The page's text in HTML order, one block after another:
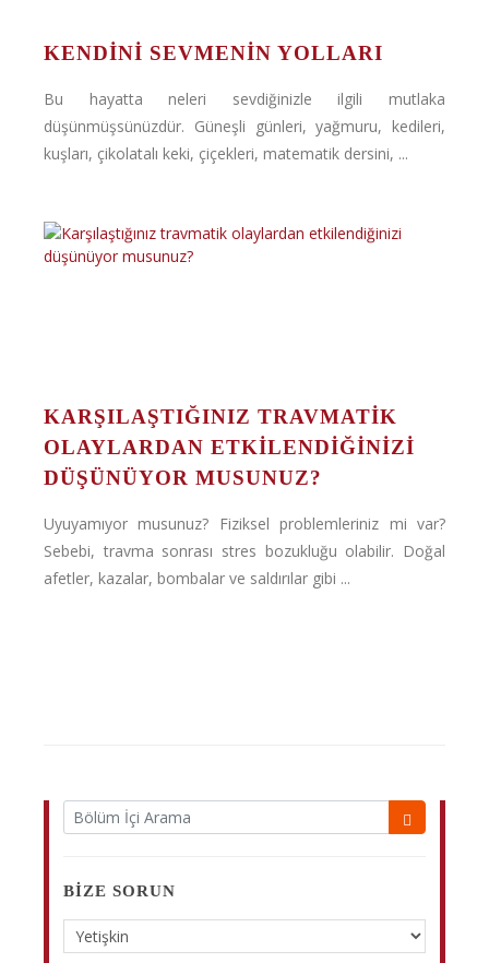
KENDİNİ SEVMENİN YOLLARI
Bu hayatta neleri sevdiğinizle ilgili mutlaka
düşünmüşsünüzdür. Güneşli günleri, yağmuru, kedileri,
kuşları, çikolatalı keki, çiçekleri, matematik dersini, ...
KARŞILAŞTIĞINIZ TRAVMATIK
OLAYLARDAN ETKILENDIĞINIZI
DÜŞÜNÜYOR MUSUNUZ?
Uyuyamıyor musunuz? Fiziksel problemleriniz mi var?
Sebebi, travma sonrası stres bozukluğu olabilir. Doğal
afetler, kazalar, bombalar ve saldırılar gibi ...
BIZE SORUN